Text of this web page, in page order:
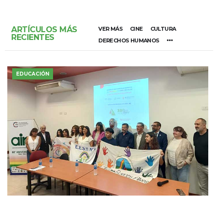
ARTÍCULOS MÁS
RECIENTES
VER MÁS CINE
CULTURA
DERECHOS HUMANOS
EDUCACIÓN